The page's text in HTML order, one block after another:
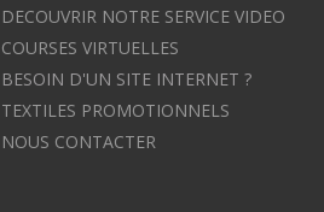
DECOUVRIR NOTRE SERVICE VIDEO
COURSES VIRTUELLES
BESOIN D'UN SITE INTERNET ?
TEXTILES PROMOTIONNELS
NOUS CONTACTER